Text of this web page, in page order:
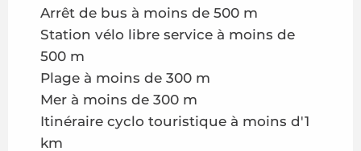
Arrêt de bus à moins de 500 m
Station vélo libre service à moins de
500 m
Plage à moins de 300 m
Mer à moins de 300 m
Itinéraire cyclo touristique à moins d'1
km